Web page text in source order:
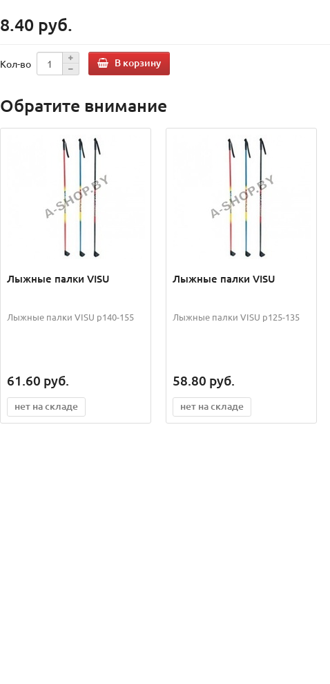
8.40 руб.
Кол-во В корзину
Обратите внимание
Лыжные палки VISU
Лыжные палки VISU р140-155
61.60 руб.
нет на складе
Лыжные палки VISU
Лыжные палки VISU р125-135
58.80 руб.
нет на складе